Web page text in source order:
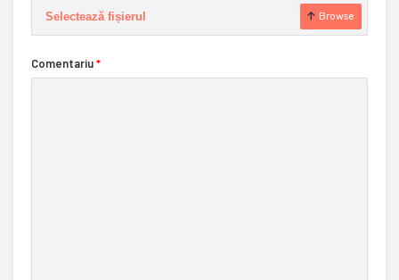
Selectează fișierul Browse
Comentariu*